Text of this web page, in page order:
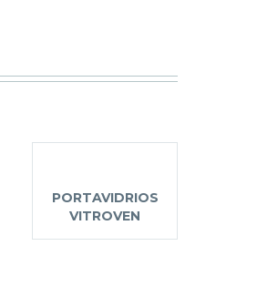
PORTAVIDRIOS
VITROVEN